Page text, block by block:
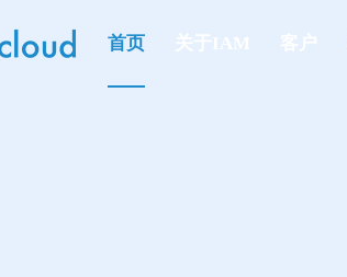
首页 关于IAM 客户